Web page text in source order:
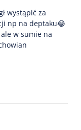
wystąpić za
np na deptaku😂
w sumie na